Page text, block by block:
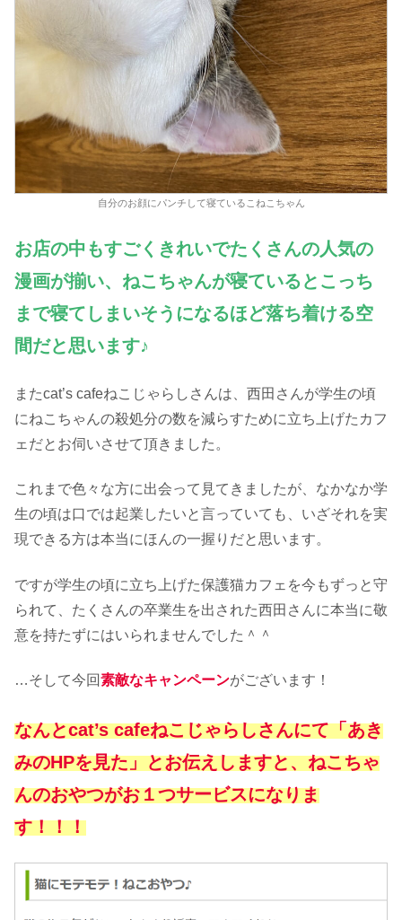
自分のお顔にパンチして寝ているこねこちゃん
お店の中もすごくきれいでたくさんの人気の
漫画が揃い、ねこちゃんが寝ているとこっち
まで寝てしまいそうになるほど落ち着ける空
間だと思います♪
またcat’s cafeねこじゃらしさんは、西田さんが学生の頃
にねこちゃんの殺処分の数を減らすために立ち上げたカフ
ェだとお伺いさせて頂きました。
これまで色々な方に出会って見てきましたが、なかなか学
生の頃は口では起業したいと言っていても、いざそれを実
現できる方は本当にほんの一握りだと思います。
ですが学生の頃に立ち上げた保護猫カフェを今もずっと守
られて、たくさんの卒業生を出された西田さんに本当に敬
意を持たずにはいられませんでした＾＾
…そして今回素敵なキャンペーンがございます！
なんとcat’s cafeねこじゃらしさんにて「あき
みのHPを見た」とお伝えしますと、ねこちゃ
んのおやつがお１つサービスになりま
す！！！